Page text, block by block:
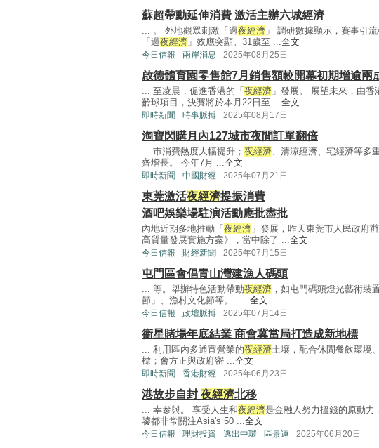
蘇超帶動延伸消費 激活主辦六城經濟
... 。 外地觀眾刺激「過夜經濟 」 調研數據顯示，賽事引
「過夜經濟 」效應突顯。31歲至 ...全文
今日信報 兩岸消息 2025年08月25日
啟德體育園零售館7月銷售額較開幕初期增逾兩
... 至凌晨，促進香港的「 夜經濟 」發展。 展望未來，由
齡球項目，決賽將於本月22日至 ...全文
即時新聞 時事脈搏 2025年08月17日
淘寶閃購月內127城市夜間訂單翻倍
... 市消費熱度大幅提升； 夜經濟、清涼經濟、宅經濟等多
齊增長。 今年7月 ...全文
即時新聞 中國財經 2025年07月21日
東莞激活夜經濟提振消費
酒吧娛樂場駐演活動應批盡批
內地近期多地推動「 夜經濟 」發展，昨天東莞市人民政府
高質量發展實施方案》，當中除了 ...全文
今日信報 財經新聞 2025年07月15日
屯門區會倡青山灣建漁人碼頭
... 等。舉辦特色活動帶動夜經濟 ，如屯門碼頭燈光藝術裝
節」、漁村文化節等。 ...全文
今日信報 政壇脈搏 2025年07月14日
衞星賭場年底結業 商會冀當局打造成新地標
... 利用區內多通宵營業的夜經濟土壤，配合休閒餐飲環境
標；會方正與政府密 ...全文
即時新聞 香港財經 2025年06月23日
港故步自封 夜經濟北移
... 幸參與。 享受人生和夜經濟是金融人努力搵錢的原動
饕都非常關注Asia's 50 ...全文
今日信報 理財投資 逃出中環 區景連 2025年06月20日